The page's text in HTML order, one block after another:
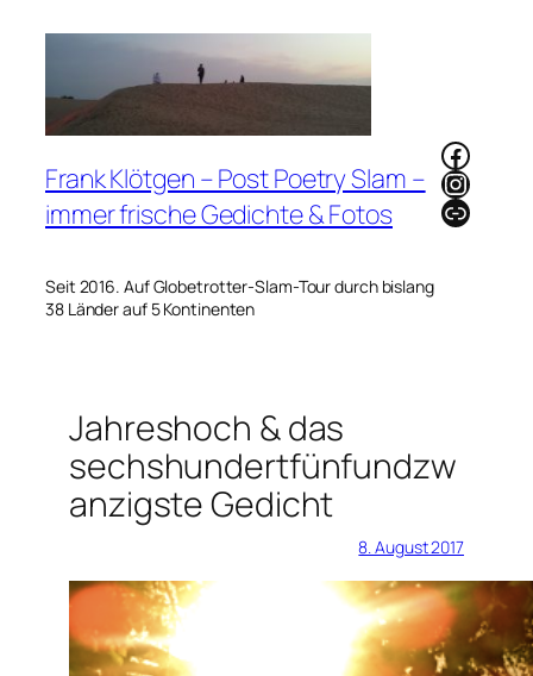
Frank Klötgen – Post Poetry Slam –
immer frische Gedichte & Fotos
Seit 2016. Auf Globetrotter-Slam-Tour durch bislang
38 Länder auf 5 Kontinenten
Link
Jahreshoch & das
sechshundertfünfundzw
anzigste Gedicht
8. August 2017